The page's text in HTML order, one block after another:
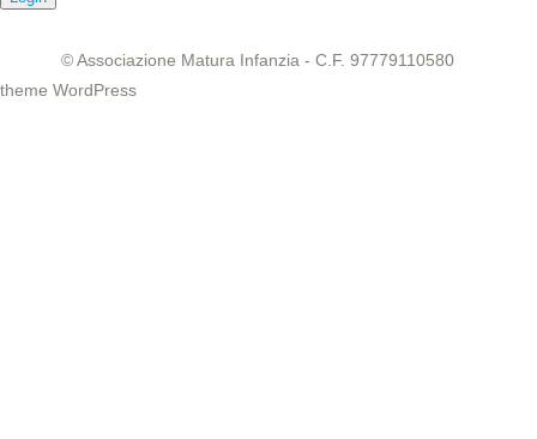
© Associazione Matura Infanzia - C.F. 97779110580
theme WordPress